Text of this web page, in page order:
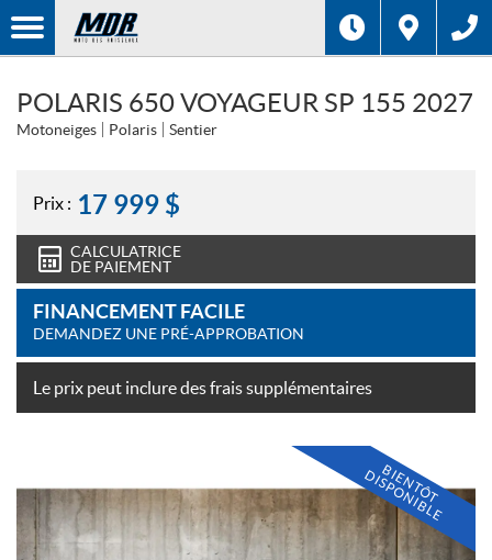
POLARIS 650 VOYAGEUR SP 155 2027
Motoneiges Polaris Sentier
Prix : 17 999 $
CALCULATRICE
DE PAIEMENT
FINANCEMENT FACILE
DEMANDEZ UNE PRÉ-APPROBATION
Le prix peut inclure des frais supplémentaires
B
I
E
N
T
Ô
T
D
I
S
P
O
N
I
B
L
E